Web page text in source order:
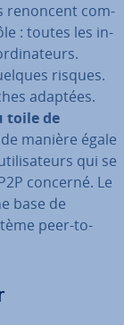
renoncent com­
: toutes les in­
risques.
adaptées.
toile de
manière égale
qui se
concerné. Le
base de
peer-to-